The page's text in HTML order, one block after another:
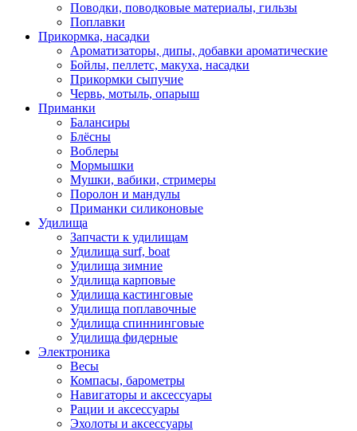
Поводки, поводковые материалы, гильзы
Поплавки
Прикормка, насадки
Ароматизаторы, дипы, добавки ароматические
Бойлы, пеллетс, макуха, насадки
Прикормки сыпучие
Червь, мотыль, опарыш
Приманки
Балансиры
Блёсны
Воблеры
Мормышки
Мушки, вабики, стримеры
Поролон и мандулы
Приманки силиконовые
Удилища
Запчасти к удилищам
Удилища surf, boat
Удилища зимние
Удилища карповые
Удилища кастинговые
Удилища поплавочные
Удилища спиннинговые
Удилища фидерные
Электроника
Весы
Компасы, барометры
Навигаторы и аксессуары
Рации и аксессуары
Эхолоты и аксессуары